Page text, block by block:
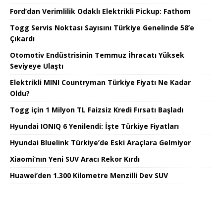
Ford’dan Verimlilik Odaklı Elektrikli Pickup: Fathom
Togg Servis Noktası Sayısını Türkiye Genelinde 58’e
Çıkardı
Otomotiv Endüstrisinin Temmuz İhracatı Yüksek
Seviyeye Ulaştı
Elektrikli MINI Countryman Türkiye Fiyatı Ne Kadar
Oldu?
Togg için 1 Milyon TL Faizsiz Kredi Fırsatı Başladı
Hyundai IONIQ 6 Yenilendi: İşte Türkiye Fiyatları
Hyundai Bluelink Türkiye’de Eski Araçlara Gelmiyor
Xiaomi’nın Yeni SUV Aracı Rekor Kırdı
Huawei’den 1.300 Kilometre Menzilli Dev SUV